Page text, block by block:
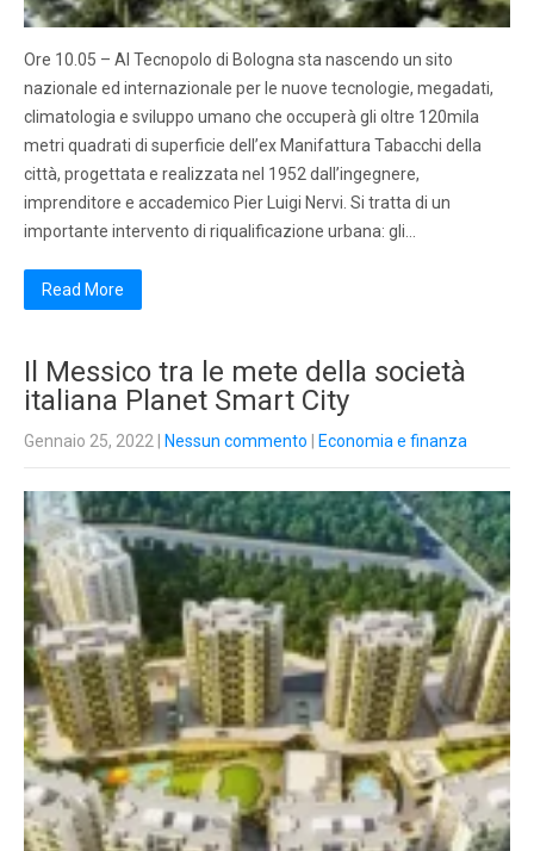
Ore 10.05 – Al Tecnopolo di Bologna sta nascendo un sito
nazionale ed internazionale per le nuove tecnologie, megadati,
climatologia e sviluppo umano che occuperà gli oltre 120mila
metri quadrati di superficie dell’ex Manifattura Tabacchi della
città, progettata e realizzata nel 1952 dall’ingegnere,
imprenditore e accademico Pier Luigi Nervi. Si tratta di un
importante intervento di riqualificazione urbana: gli…
Read More
Il Messico tra le mete della società
italiana Planet Smart City
Gennaio 25, 2022 Nessun commento Economia e finanza